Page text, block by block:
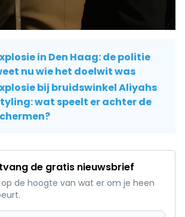
in Den Haag: de politie
nu wie het doelwit was
bij bruidswinkel Aliyahs
wat speelt er achter de
de gratis nieuwsbrief
op de hoogte van wat er om je heen